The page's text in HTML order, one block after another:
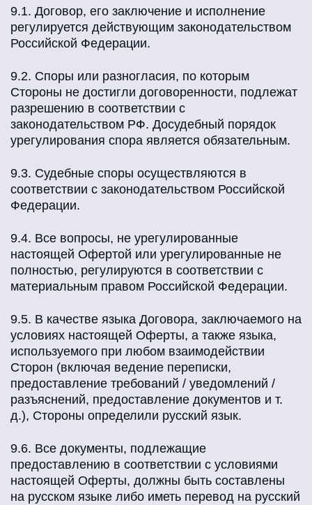
9.1. Договор, его заключение и исполнение
регулируется действующим законодательством
Российской Федерации.
9.2. Споры или разногласия, по которым
Стороны не достигли договоренности, подлежат
разрешению в соответствии с
законодательством РФ. Досудебный порядок
урегулирования спора является обязательным.
9.3. Судебные споры осуществляются в
соответствии с законодательством Российской
Федерации.
9.4. Все вопросы, не урегулированные
настоящей Офертой или урегулированные не
полностью, регулируются в соответствии с
материальным правом Российской Федерации.
9.5. В качестве языка Договора, заключаемого на
условиях настоящей Оферты, а также языка,
используемого при любом взаимодействии
Сторон (включая ведение переписки,
предоставление требований / уведомлений /
разъяснений, предоставление документов и т.
д.), Стороны определили русский язык.
9.6. Все документы, подлежащие
предоставлению в соответствии с условиями
настоящей Оферты, должны быть составлены
на русском языке либо иметь перевод на русский